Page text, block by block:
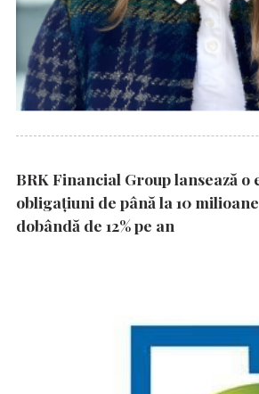
BRK Financial Group lansează o
obligațiuni de până la 10
dobândă de 12% pe an